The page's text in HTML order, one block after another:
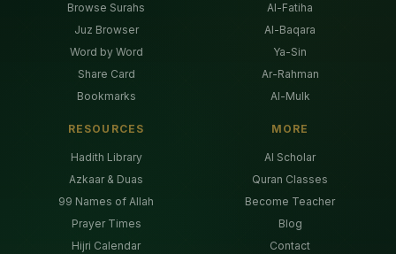
Browse Surahs
Juz Browser
Word by Word
Share Card
Bookmarks
Al-Fatiha
Al-Baqara
Ya-Sin
Ar-Rahman
Al-Mulk
RESOURCES
Hadith Library
Azkaar & Duas
99 Names of Allah
Prayer Times
Hijri Calendar
MORE
AI Scholar
Quran Classes
Become Teacher
Blog
Contact